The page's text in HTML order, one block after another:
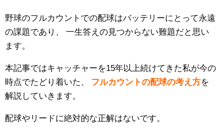
野球のフルカウントでの配球はバッテリーにとって永遠
の課題であり、
一生答えの見つからない難題だと思い
ます。
本記事ではキャッチャーを15年以上続けてきた私が今の
時点でたどり着いた、
フルカウントの配球の考え方を
解説していきます。
配球やリードに絶対的な正解はないです。